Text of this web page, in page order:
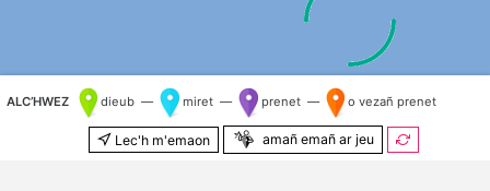
ALC’HWEZ dieub — miret — prenet — o vezañ prenet
Lec'h m'emaon amañ emañ ar jeu